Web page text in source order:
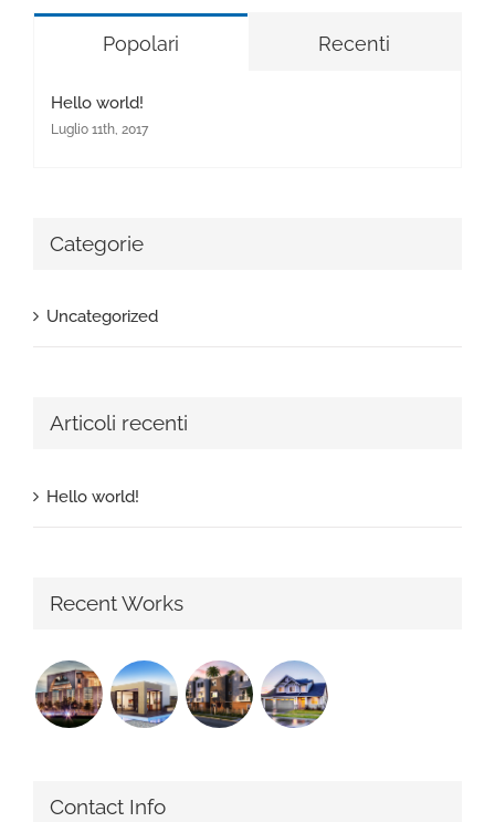
Popolari Recenti
Hello world!
Luglio 11th, 2017
Categorie
Uncategorized
Articoli recenti
Hello world!
Recent Works
Contact Info